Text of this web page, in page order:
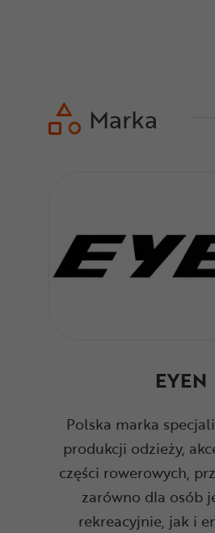
Marka
EYEN
Polska marka
produkcji odzieży,
części rowerowych,
zarówno dla osób
rekreacyjnie, jak i